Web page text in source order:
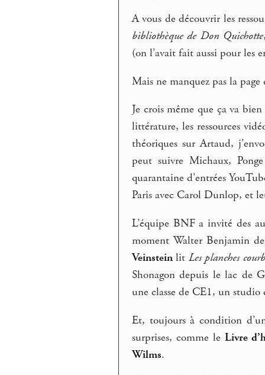
A vous de découvrir les
bibliothèque de Don Quichotte
(on l’avait fait aussi pour les
Mais ne manquez pas la page
Je crois même que ça va
littérature, les ressources
théoriques sur Artaud,
peut suivre Michaux,
quarantaine d’entrées
Paris avec Carol Dunlop, et
L’équipe BNF a invité des
moment Walter Benjamin
Veinstein lit Les planches
Shonagon depuis le lac de
une classe de CE1, un studio
Et, toujours à condition
surprises, comme le Livre
Wilms.